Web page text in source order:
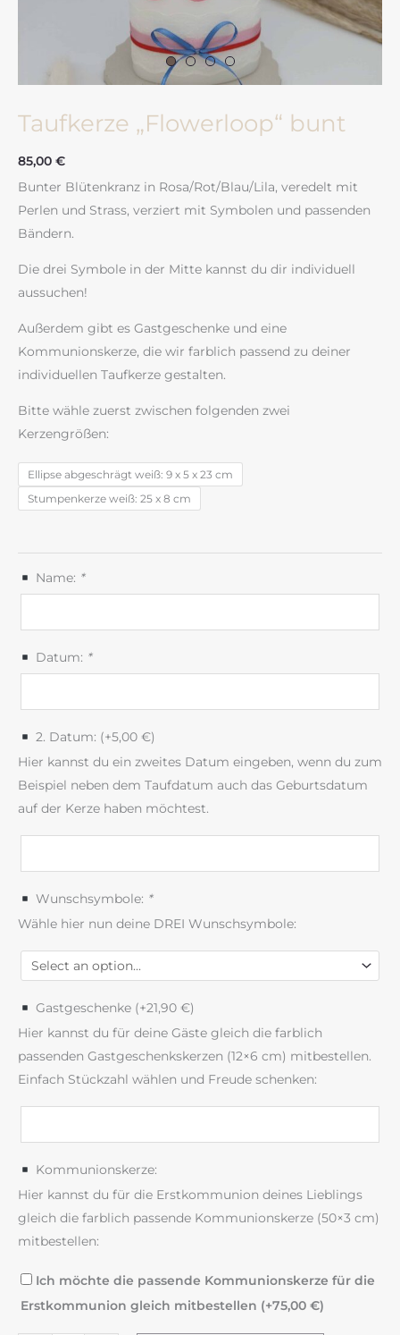
Taufkerze „Flowerloop“ bunt
85,00 €
Bunter Blütenkranz in Rosa/Rot/Blau/Lila, veredelt mit
Perlen und Strass, verziert mit Symbolen und passenden
Bändern.
Die drei Symbole in der Mitte kannst du dir individuell
aussuchen!
Außerdem gibt es Gastgeschenke und eine
Kommunionskerze, die wir farblich passend zu deiner
individuellen Taufkerze gestalten.
Bitte wähle zuerst zwischen folgenden zwei
Kerzengrößen:
Ellipse abgeschrägt weiß: 9 x 5 x 23 cm
Stumpenkerze weiß: 25 x 8 cm
Name: *
Datum: *
2. Datum: (+5,00 €)
Hier kannst du ein zweites Datum eingeben, wenn du zum
Beispiel neben dem Taufdatum auch das Geburtsdatum
auf der Kerze haben möchtest.
Wunschsymbole: *
Wähle hier nun deine DREI Wunschsymbole:
Gastgeschenke (+21,90 €)
Hier kannst du für deine Gäste gleich die farblich
passenden Gastgeschenkskerzen (12×6 cm) mitbestellen.
Einfach Stückzahl wählen und Freude schenken:
Kommunionskerze:
Hier kannst du für die Erstkommunion deines Lieblings
gleich die farblich passende Kommunionskerze (50×3 cm)
mitbestellen:
Ich möchte die passende Kommunionskerze für die
Erstkommunion gleich mitbestellen (+75,00 €)